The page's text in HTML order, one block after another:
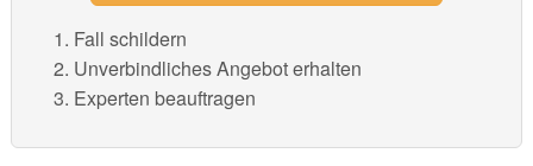
Fall schildern
Unverbindliches Angebot erhalten
Experten beauftragen